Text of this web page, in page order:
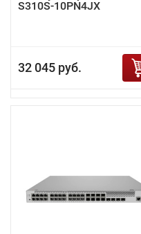
S310S-10PN4JX
32 045 руб.